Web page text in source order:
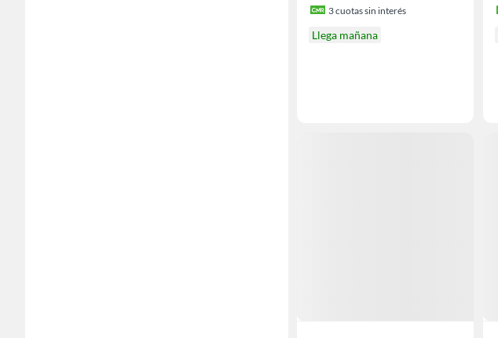
3cuotas sin interés
Llega mañana